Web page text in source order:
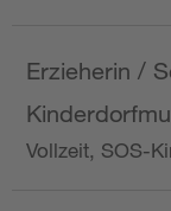
Erzieherin /
Vollzeit, SOS-